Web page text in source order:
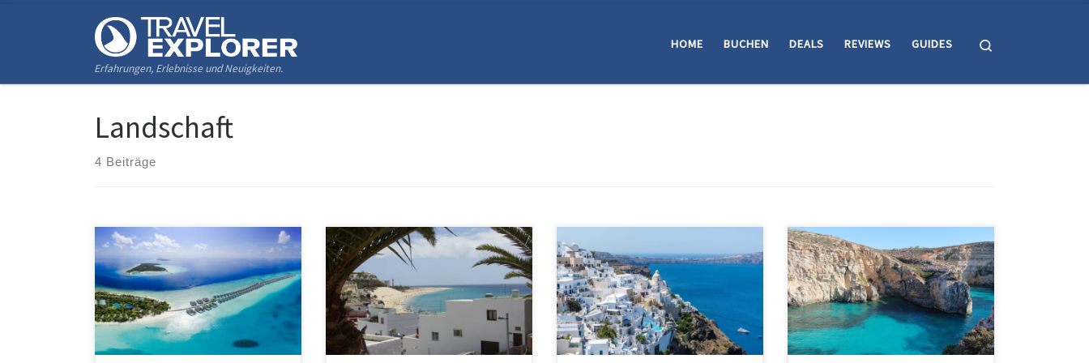
Zum Inhalt springen
Erfahrungen, Erlebnisse und Neuigkeiten.
HOME BUCHEN DEALS REVIEWS GUIDES
Landschaft
4 Beiträge
Lufthansa bietet aktuell günstige
Tickets von Nürnberg nach Male auf
den Malediven an. Mit Start ab
Nürnberg gibt es Tickets schon ab
482€ im Economy Light Tarif. Der Tarif
beinhaltet leider nur Handgepäck. Für
Gepäck werden ganze 55€ pro
TAP Air Portugal bietet aktuell Flüge
mit kurzem Zwischenstopp in
Lissabon von München oder Frankfurt
auf die Kanaren nach Fuerteventura
an. Durch die Zwischenlandung kann
man sogar einen kostenlosen
Stopover in Lissabon einlegen.Beim
Santorini gehört zu den Traumzielen
von vielen! Durch Social-Media wird
die Insel immer populärer. Was die
Insel außer der weißen Stadt an der
Klippe noch zu bieten hat, und dass
der Traumurlaub günstiger sein kann
als du denkst, erzähle ich euch im
Wenn du nur einen entspannten
Strandurlaub willst, bist du auf Malta
falsch. Es gibt kaum bis gar keine
Badestrände. Dafür kannst du die
tolle Natur, eine schöne Altstadt und
zahlreiche Sehenswürdigkeiten
entdecken. Die beste Reisezeit ist